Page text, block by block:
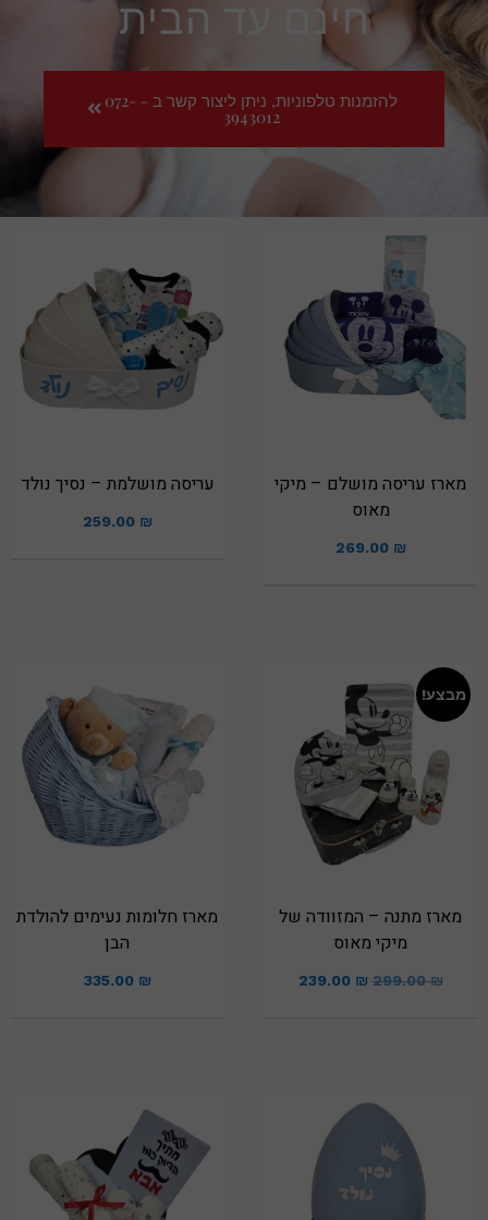
חינם עד הבית
להזמנות טלפוניות, ניתן ליצור קשר ב - 072-
3943012
מארז עריסה מושלם – מיקי
מאוס
269.00 ₪
עריסה מושלמת – נסיך נולד
259.00 ₪
מבצע!
מארז מתנה – המזוודה של
מיקי מאוס
299.00₪
239.00 ₪
מארז חלומות נעימים להולדת
הבן
335.00 ₪